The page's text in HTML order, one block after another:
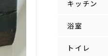
キッチン
浴室
トイレ